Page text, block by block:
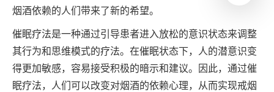
烟酒依赖的人们带来了新的希望。
催眠疗法是一种通过引导患者进入放松的意识状态来调整
其行为和思维模式的疗法。在催眠状态下，人的潜意识变
得更加敏感，容易接受积极的暗示和建议。因此，通过催
眠疗法，人们可以改变对烟酒的依赖心理，从而实现戒烟